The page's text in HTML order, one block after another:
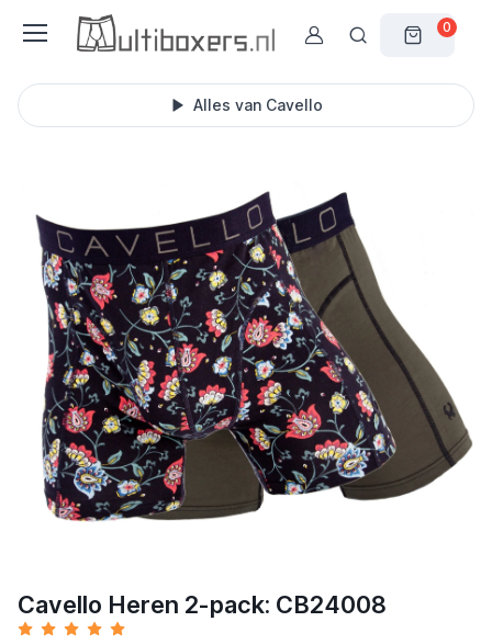
0
Alles van Cavello
Cavello Heren 2-pack: CB24008